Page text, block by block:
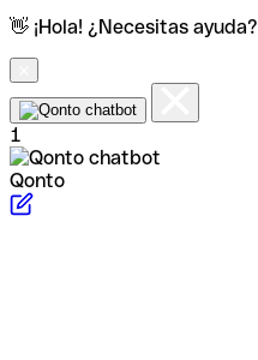
👋 ¡Hola! ¿Necesitas ayuda?
1
Qonto